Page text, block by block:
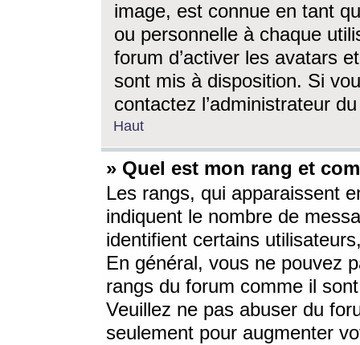
image, est connue en tant
ou personnelle à chaque
forum d’activer les avatars
sont mis à disposition. Si
contactez l’administrateur
Haut
» Quel est mon rang et
Les rangs, qui apparaissent
indiquent le nombre de
identifient certains
En général, vous ne pouvez
rangs du forum comme il
Veuillez ne pas abuser du
seulement pour augmenter